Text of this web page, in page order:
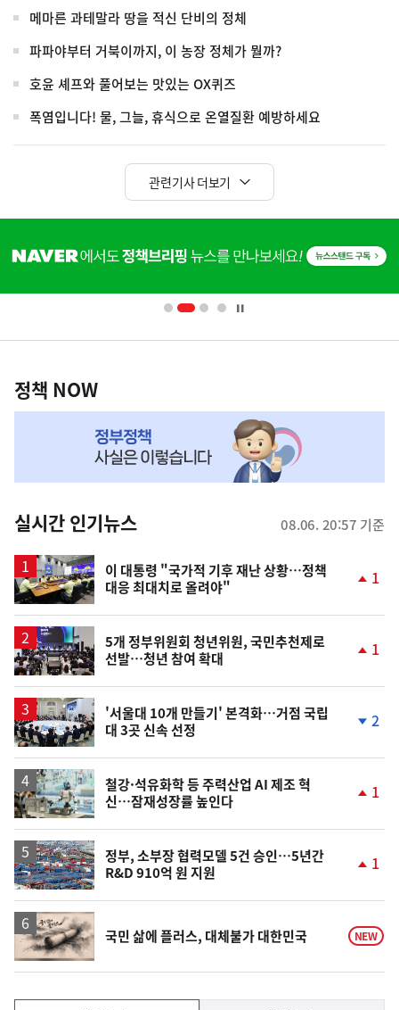
메마른 과테말라 땅을 적신 단비의 정체
파파야부터 거북이까지, 이 농장 정체가 뭘까?
호윤 셰프와 풀어보는 맛있는 OX퀴즈
폭염입니다! 물, 그늘, 휴식으로 온열질환 예방하세요
관련기사 더보기
단
영
책
NOW,
뉴
스
정책 NOW
실시간 인기뉴스 08.06. 20:57 기준
이 대통령 "국가적 기후 재난 상황…정책
대응 최대치로 올려야"
상
1
5개 정부위원회 청년위원, 국민추천제로
선발…청년 참여 확대
상
1
'서울대 10개 만들기' 본격화…거점 국립
대 3곳 신속 선정
하
2
철강·석유화학 등 주력산업 AI 제조 혁
신…잠재성장률 높인다
상
1
정부, 소부장 협력모델 5건 승인…5년간
R&D 910억 원 지원
상
승
1
영
상
국민 삶에 플러스, 대체불가 대한민국 NEW